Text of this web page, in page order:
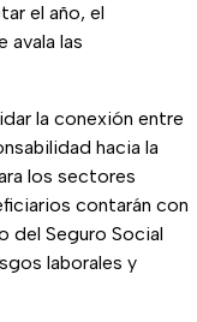
el año, el
avala las
la conexión entre
hacia la
los sectores
contarán con
del Seguro Social
laborales y